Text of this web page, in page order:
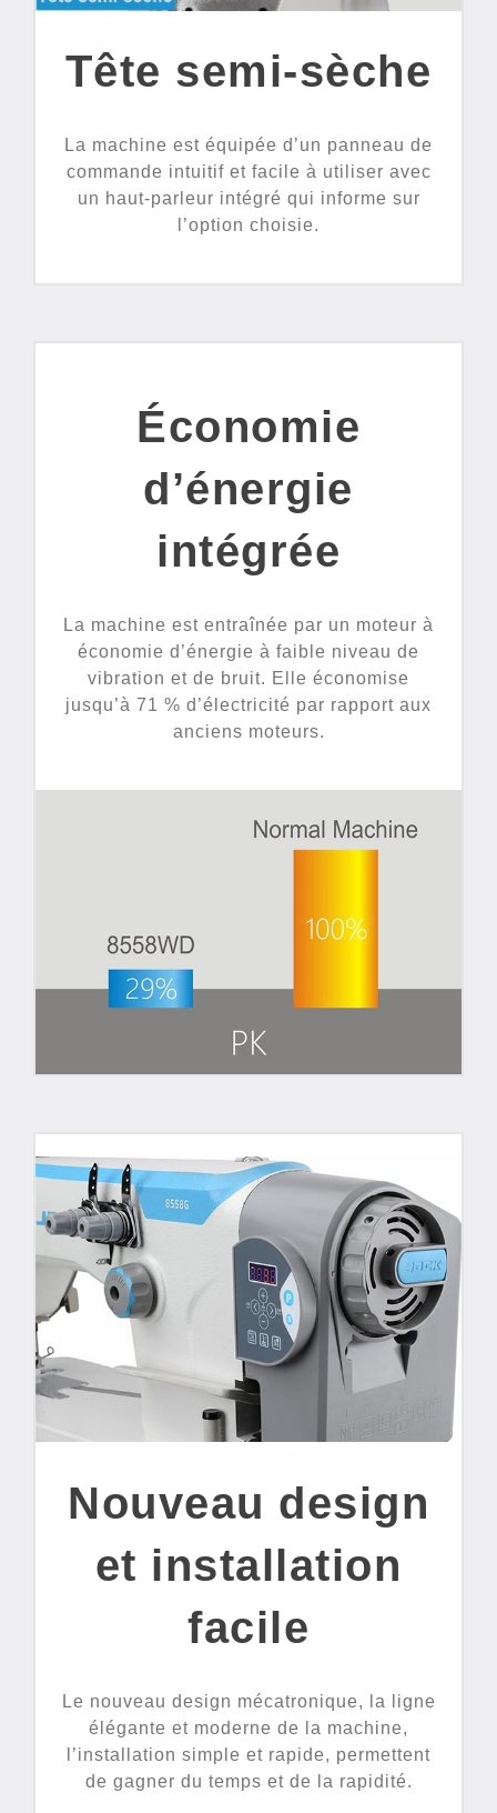
Tête semi-sèche
La machine est équipée d’un panneau de
commande intuitif et facile à utiliser avec
un haut-parleur intégré qui informe sur
l’option choisie.
Économie
d’énergie
intégrée
La machine est entraînée par un moteur à
économie d’énergie à faible niveau de
vibration et de bruit. Elle économise
jusqu’à 71 % d’électricité par rapport aux
anciens moteurs.
Nouveau design
et installation
facile
Le nouveau design mécatronique, la ligne
élégante et moderne de la machine,
l’installation simple et rapide, permettent
de gagner du temps et de la rapidité.